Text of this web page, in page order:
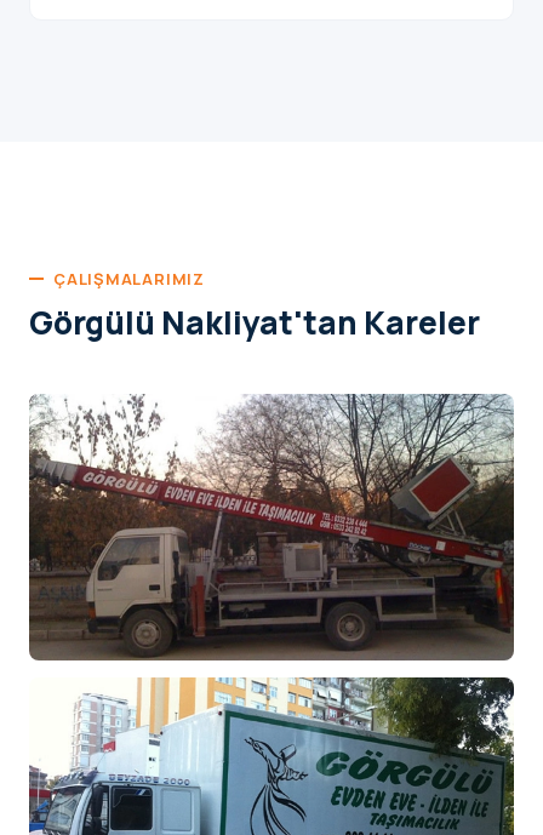
ÇALIŞMALARIMIZ
Görgülü Nakliyat'tan Kareler